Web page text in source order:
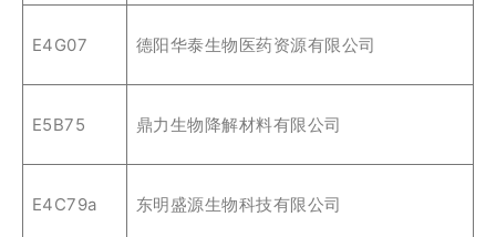
E4G07 德阳华泰生物医药资源有限公司
E5B75 鼎力生物降解材料有限公司
E4C79a 东明盛源生物科技有限公司